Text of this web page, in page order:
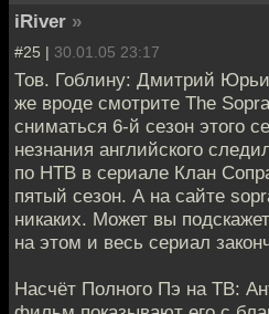
iRiver »
#25 | 30.01.05 23:17
Тов. Гоблину: Дмитрий
же вроде смотрите The
сниматься 6-й сезон этого
незнания английского
по НТВ в сериале Клан
пятый сезон. А на сайте
никаких. Может вы
на этом и весь сериал
Насчёт Полного Пэ на ТВ: